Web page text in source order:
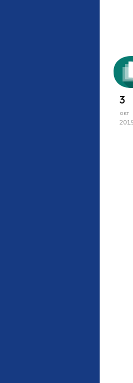
3
окт